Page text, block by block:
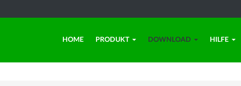
HOME PRODUKT DOWNLOAD HILFE